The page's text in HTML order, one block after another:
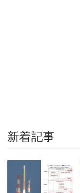
新着記事